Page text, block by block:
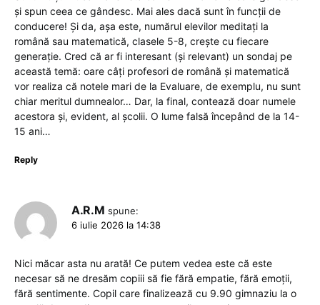
și spun ceea ce gândesc. Mai ales dacă sunt în funcții de
conducere! Și da, așa este, numărul elevilor meditați la
română sau matematică, clasele 5-8, crește cu fiecare
generație. Cred că ar fi interesant (și relevant) un sondaj pe
această temă: oare câți profesori de română și matematică
vor realiza că notele mari de la Evaluare, de exemplu, nu sunt
chiar meritul dumnealor… Dar, la final, contează doar numele
acestora și, evident, al școlii. O lume falsă începând de la 14-
15 ani…
Reply
A.R.M spune:
6 iulie 2026 la 14:38
Nici măcar asta nu arată! Ce putem vedea este că este
necesar să ne dresăm copiii să fie fără empatie, fără emoții,
fără sentimente. Copil care finalizează cu 9.90 gimnaziu la o